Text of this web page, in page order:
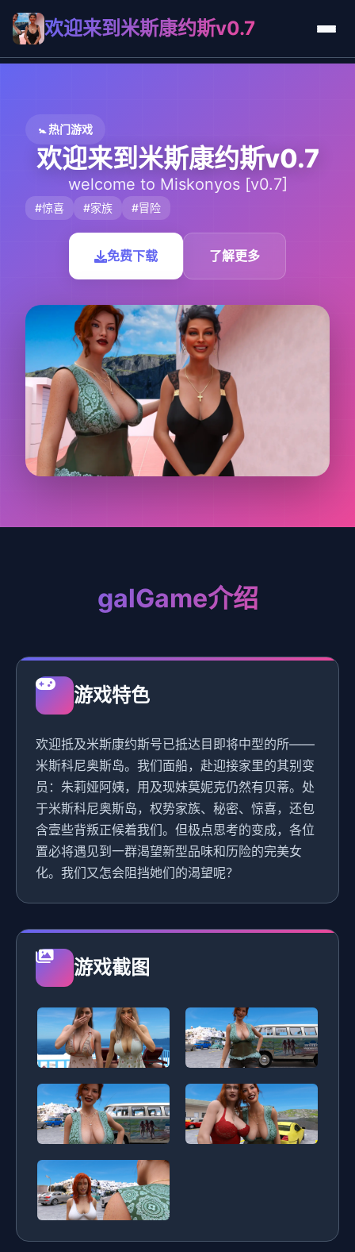
欢迎来到米斯康约斯v0.7
🚼 热门游戏
欢迎来到米斯康约斯v0.7
welcome to Miskonyos [v0.7]
#惊喜 #家族 #冒险
免费下载 了解更多
galGame介绍
游戏特色
欢迎抵及米斯康约斯号已抵达目即将中型的所——
米斯科尼奥斯岛。我们面船，赴迎接家里的其别变
员：朱莉娅阿姨，用及现妹莫妮克仍然有贝蒂。处
于米斯科尼奥斯岛，权势家族、秘密、惊喜，还包
含壹些背叛正候着我们。但极点思考的变成，各位
置必将遇见到一群渴望新型品味和历险的完美女
化。我们又怎会阻挡她们的渴望呢？
游戏截图